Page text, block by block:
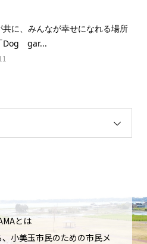
共に、みんなが幸せになれる場所
Dog gar...
とは
小美玉市民のための市民メ